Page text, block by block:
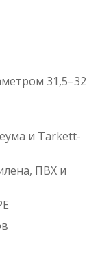
31,5–32
и Tarkett-
ПВХ и